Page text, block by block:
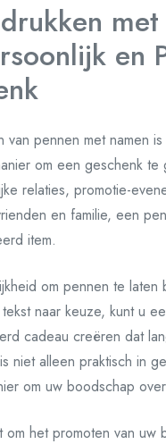
en
van pennen met namen
om een geschenk
relaties, promotie-
en familie, een
item.
om pennen te laten
naar keuze, kunt u
cadeau creëren dat
niet alleen praktisch in
om uw boodschap
het promoten van uw